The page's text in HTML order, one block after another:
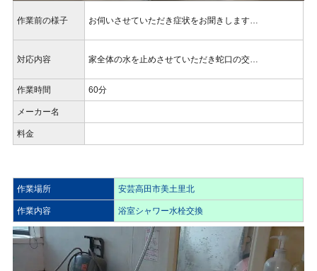
作業前の様子 お伺いさせていただき症状をお聞きします…
対応内容 家全体の水を止めさせていただき蛇口の交…
作業時間 60分
メーカー名
料金
作業場所 安芸高田市美土里北
作業内容 浴室シャワー水栓交換